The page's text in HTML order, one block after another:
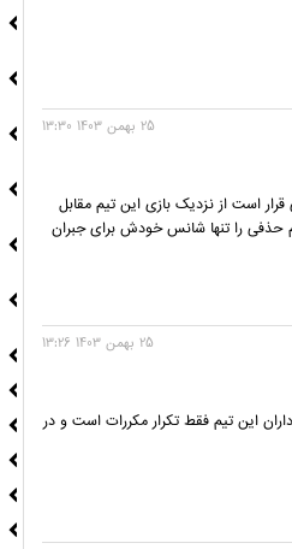
25 بهمن 1403 13:30
است از نزدیک بازی این تیم مقابل
حذفی را تنها شانس خودش برای جبران
25 بهمن 1403 13:26
این تیم فقط تکرار مکررات است و در